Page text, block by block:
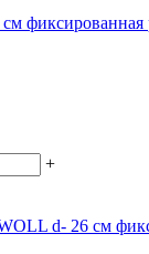
фиксированная
+